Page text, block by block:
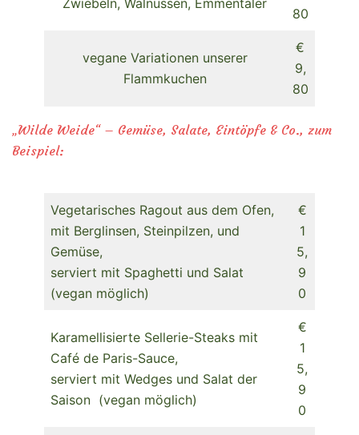
Zwiebeln, Walnüssen, Emmentaler
80
vegane Variationen unserer
Flammkuchen
€
9,
80
„Wilde Weide“ – Gemüse, Salate, Eintöpfe & Co., zum
Beispiel:
Vegetarisches Ragout aus dem Ofen,
mit Berglinsen, Steinpilzen, und
Gemüse,
serviert mit Spaghetti und Salat
(vegan möglich)
€
1
5,
9
0
Karamellisierte Sellerie-Steaks mit
Café de Paris-Sauce,
serviert mit Wedges und Salat der
Saison (vegan möglich)
€
1
5,
9
0